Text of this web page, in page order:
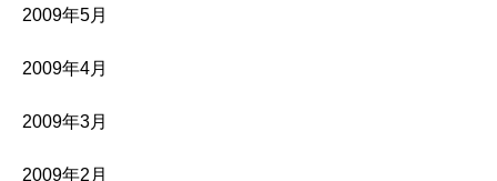
2009年5月
2009年4月
2009年3月
2009年2月